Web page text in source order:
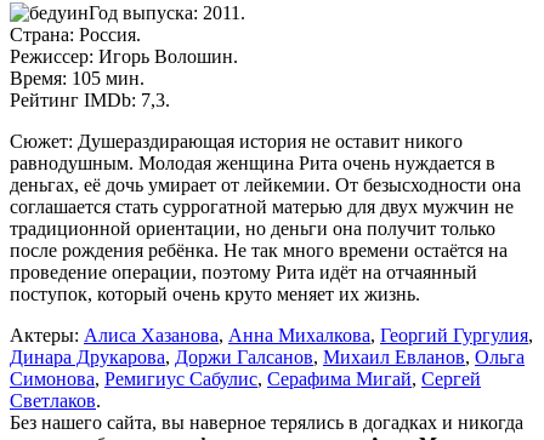
Год выпуска: 2011.
Страна: Россия.
Режиссер: Игорь Волошин.
Время: 105 мин.
Рейтинг IMDb: 7,3.
Сюжет: Душераздирающая история не оставит никого
равнодушным. Молодая женщина Рита очень нуждается в
деньгах, её дочь умирает от лейкемии. От безысходности она
соглашается стать суррогатной матерью для двух мужчин не
традиционной ориентации, но деньги она получит только
после рождения ребёнка. Не так много времени остаётся на
проведение операции, поэтому Рита идёт на отчаянный
поступок, который очень круто меняет их жизнь.
Актеры: Алиса Хазанова, Анна Михалкова, Георгий Гургулия,
Динара Друкарова, Доржи Галсанов, Михаил Евланов, Ольга
Симонова, Ремигиус Сабулис, Серафима Мигай, Сергей
Светлаков.
Без нашего сайта, вы наверное терялись в догадках и никогда